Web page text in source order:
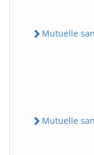
Mutuelle
Mutuelle